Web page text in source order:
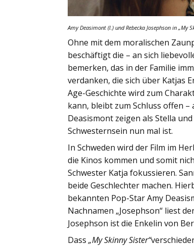
Amy Deasimont (l.) und Rebecka Josephson in„My
Ohne mit dem moralischen
beschäftigt die – an sich
bemerken, das in der Familie
verdanken, die sich über Katjas
Age-Geschichte wird zum
kann, bleibt zum Schluss offen
Deasismont zeigen als Stella
Schwesternsein nun mal ist.
In Schweden wird der Film im
die Kinos kommen und somit
Schwester Katja fokussieren.
beide Geschlechter machen.
bekannten Pop-Star Amy
Nachnamen „Josephson“ liest
Josephson ist die Enkelin von
Dass„My Skinny Sister“